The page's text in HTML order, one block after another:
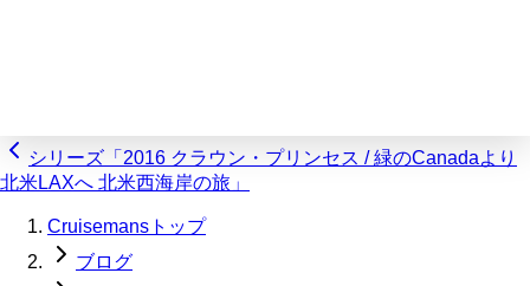
シリーズ「2016 クラウン・プリンセス / 緑のCanadaより
北米LAXへ 北米西海岸の旅」
Cruisemansトップ
ブログ